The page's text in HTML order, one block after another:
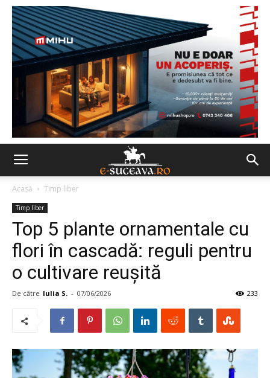
Acasă Timp liber
Timp liber
Top 5 plante ornamentale cu
flori în cascadă: reguli pentru
o cultivare reușită
De către Iulia S. - 07/06/2026 233